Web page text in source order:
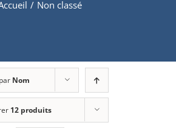
/ Non classé
Nom
12 produits